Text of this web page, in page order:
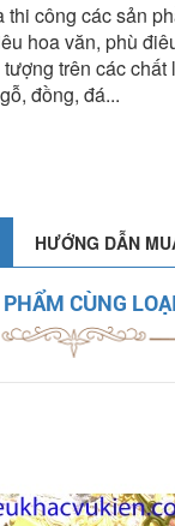
công các sản
hoa văn, phù
trên các chất
đồng, đá...
HƯỚNG DẪN
CÙNG LOẠI